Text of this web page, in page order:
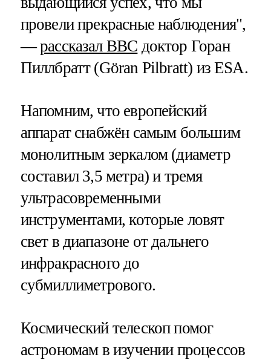
провели прекрасные наблюдения",
—рассказал BBC доктор Горан
Пиллбратт (Göran Pilbratt) из ESA.
Напомним, что европейский
аппарат снабжён самым большим
монолитным зеркалом (диаметр
составил 3,5 метра) и тремя
ультрасовременными
инструментами, которые ловят
свет в диапазоне от дальнего
инфракрасного до
субмиллиметрового.
Космический телескоп помог
астрономам в изучении процессов